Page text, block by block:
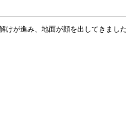
けが進み、地面が顔を出してきま